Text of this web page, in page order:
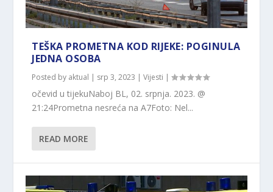
TEŠKA PROMETNA KOD RIJEKE: POGINULA
JEDNA OSOBA
Posted by aktual | srp 3, 2023 |Vijesti |
očevid u tijekuNaboj BL, 02. srpnja. 2023. @
21:24Prometna nesreća na A7Foto: Nel...
READ MORE